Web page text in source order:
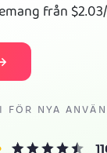
från$2.03
NYA